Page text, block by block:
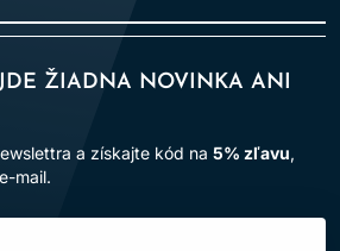
ŽIADNA NOVINKA ANI
a získajte kód na 5% zľavu,
mail.